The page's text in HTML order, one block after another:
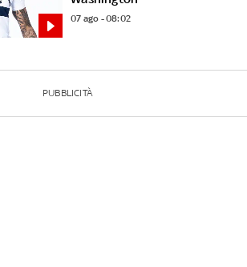
07 ago - 08:02
PUBBLICITÀ